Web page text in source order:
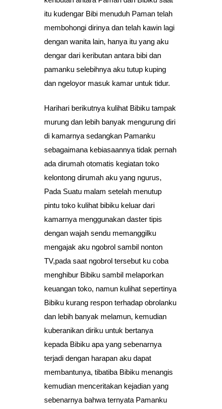
itu kudengar Bibi menuduh Paman telah
membohongi dirinya dan telah kawin lagi
dengan wanita lain, hanya itu yang aku
dengar dari keributan antara bibi dan
pamanku selebihnya aku tutup kuping
dan ngeloyor masuk kamar untuk tidur.
Harihari berikutnya kulihat Bibiku tampak
murung dan lebih banyak mengurung diri
di kamarnya sedangkan Pamanku
sebagaimana kebiasaannya tidak pernah
ada dirumah otomatis kegiatan toko
kelontong dirumah aku yang ngurus,
Pada Suatu malam setelah menutup
pintu toko kulihat bibiku keluar dari
kamarnya menggunakan daster tipis
dengan wajah sendu memanggilku
mengajak aku ngobrol sambil nonton
TV,pada saat ngobrol tersebut ku coba
menghibur Bibiku sambil melaporkan
keuangan toko, namun kulihat sepertinya
Bibiku kurang respon terhadap obrolanku
dan lebih banyak melamun, kemudian
kuberanikan diriku untuk bertanya
kepada Bibiku apa yang sebenarnya
terjadi dengan harapan aku dapat
membantunya, tibatiba Bibiku menangis
kemudian menceritakan kejadian yang
sebenarnya bahwa ternyata Pamanku